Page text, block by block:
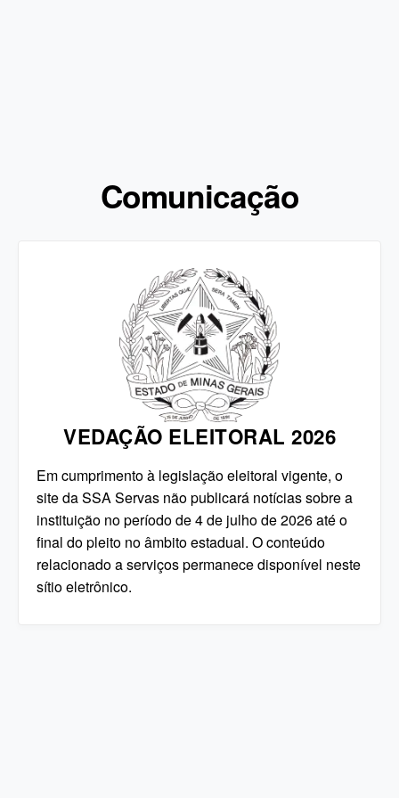
Comunicação
VEDAÇÃO ELEITORAL 2026
Em cumprimento à legislação eleitoral vigente, o
site da SSA Servas não publicará notícias sobre a
instituição no período de 4 de julho de 2026 até o
final do pleito no âmbito estadual. O conteúdo
relacionado a serviços permanece disponível neste
sítio eletrônico.